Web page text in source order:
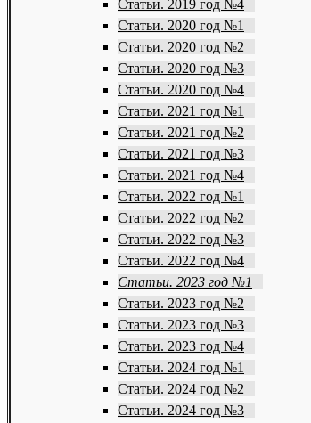
Статьи. 2019 год №4
Статьи. 2020 год №1
Статьи. 2020 год №2
Статьи. 2020 год №3
Статьи. 2020 год №4
Статьи. 2021 год №1
Статьи. 2021 год №2
Статьи. 2021 год №3
Статьи. 2021 год №4
Статьи. 2022 год №1
Статьи. 2022 год №2
Статьи. 2022 год №3
Статьи. 2022 год №4
Статьи. 2023 год №1
Статьи. 2023 год №2
Статьи. 2023 год №3
Статьи. 2023 год №4
Статьи. 2024 год №1
Статьи. 2024 год №2
Статьи. 2024 год №3